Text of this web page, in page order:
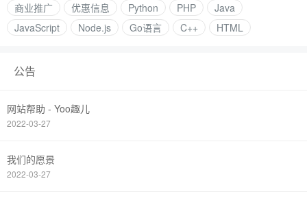
商业推广
优惠信息 Python PHP
Java
JavaScript
Node.js Go语言 C++ HTML
公告
网站帮助 - Yoo趣儿
2022-03-27
我们的愿景
2022-03-27